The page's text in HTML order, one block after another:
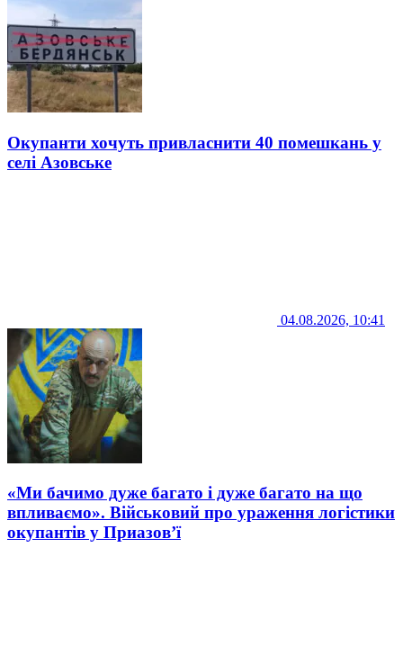
Окупанти хочуть привласнити 40 помешкань у
селі Азовське
04.08.2026, 10:41
«Ми бачимо дуже багато і дуже багато на що
впливаємо». Військовий про ураження логістики
окупантів у Приазов’ї